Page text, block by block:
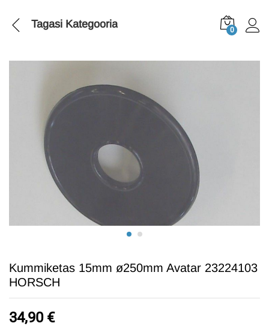
Tagasi Kategooria 0
Kummiketas 15mm ø250mm Avatar 23224103
HORSCH
34,90 €